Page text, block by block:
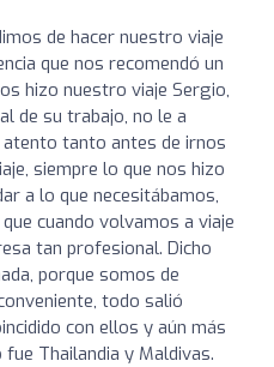
de hacer nuestro viaje
que nos recomendó un
hizo nuestro viaje Sergio,
de su trabajo, no le a
tanto antes de irnos
siempre lo que nos hizo
a lo que necesitábamos,
cuando volvamos a viaje
tan profesional. Dicho
porque somos de
todo salió
con ellos y aún más
Thailandia y Maldivas.